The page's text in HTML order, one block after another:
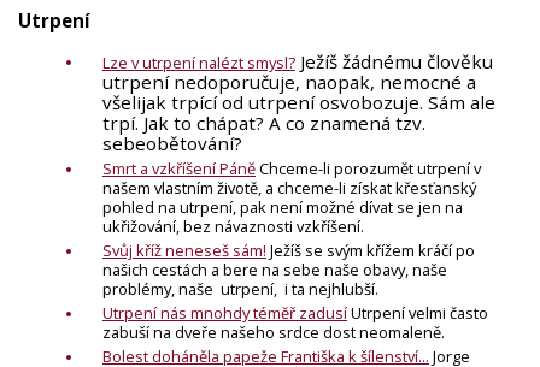
Utrpení
Lze v utrpení nalézt smysl? Ježíš žádnému člověku
utrpení nedoporučuje, naopak, nemocné a
všelijak trpící od utrpení osvobozuje. Sám ale
trpí. Jak to chápat? A co znamená tzv.
sebeobětování?
Smrt a vzkříšení PáněChceme-li porozumět utrpení v
našem vlastním životě, a chceme-li získat křesťanský
pohled na utrpení, pak není možné dívat se jen na
ukřižování, bez návaznosti vzkříšení.
Svůj kříž neneseš sám! Ježíš se svým křížem kráčí po
našich cestách a bere na sebe naše obavy, naše
problémy, naše utrpení, i ta nejhlubší.
Utrpení nás mnohdy téměř zadusíUtrpení velmi často
zabuší na dveře našeho srdce dost neomaleně.
Bolest doháněla papeže Františka k šílenství... Jorge